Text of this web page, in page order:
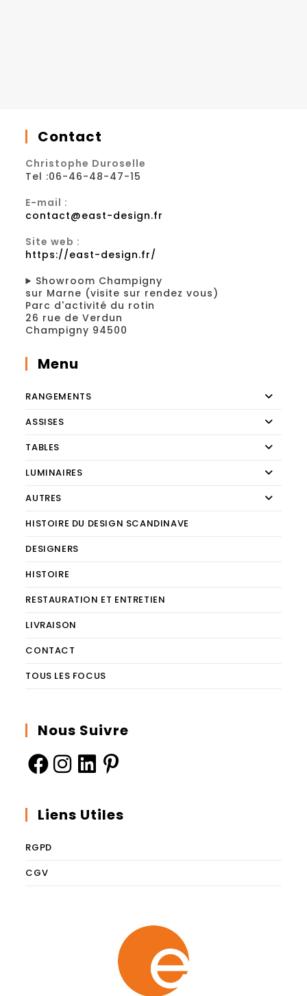
Contact
Christophe Duroselle
Tel :06-46-48-47-15
E-mail :
contact@east-design.fr
Site web :
https://east-design.fr/
Showroom Champigny
sur Marne (visite sur rendez vous)
Parc d'activité du rotin
26 rue de Verdun
Champigny 94500
Menu
RANGEMENTS
ASSISES
TABLES
LUMINAIRES
AUTRES
HISTOIRE DU DESIGN SCANDINAVE
DESIGNERS
HISTOIRE
RESTAURATION ET ENTRETIEN
LIVRAISON
CONTACT
TOUS LES FOCUS
Nous Suivre
Liens Utiles
RGPD
CGV